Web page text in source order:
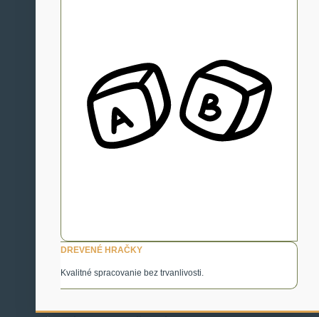
DREVENÉ HRAČKY
Kvalitné spracovanie bez trvanlivosti.